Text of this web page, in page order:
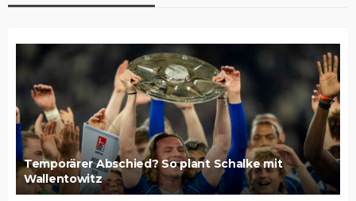
Temporärer Abschied? So plant Schalke mit
Wallentowitz